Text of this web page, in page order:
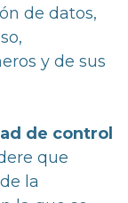
de datos,
y de sus
de control
que
la